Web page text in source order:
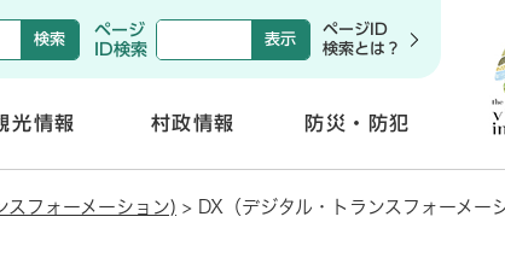
へ
ページ
ID検索
ページID
検索とは？
光情報 村政情報
く
防災・防犯
く
スフォーメーション) >
DX（デジタル・トランスフォーメー